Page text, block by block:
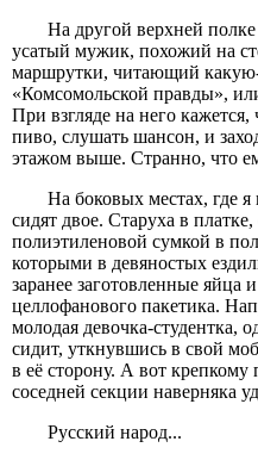
На другой верхней
усатый мужик, похожий на
маршрутки, читающий
«Комсомольской правды»,
При взгляде на него
пиво, слушать шансон, и
этажом выше. Странно, что
На боковых местах, где я
сидят двое. Старуха в
полиэтиленовой сумкой в
которыми в девяностых
заранее заготовленные яйца
целлофанового пакетика.
молодая девочка-студентка,
сидит, уткнувшись в свой
в её сторону. А вот крепкому
соседней секции наверняка
Русский народ...